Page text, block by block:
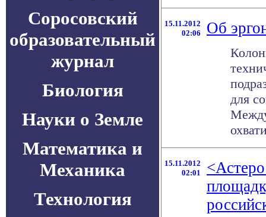
Соросовский
образовательный
журнал
Биология
Науки о Земле
Математика и
Механика
Технология
15.11.2012
02:06
Об
для
15.11.2012
02:01